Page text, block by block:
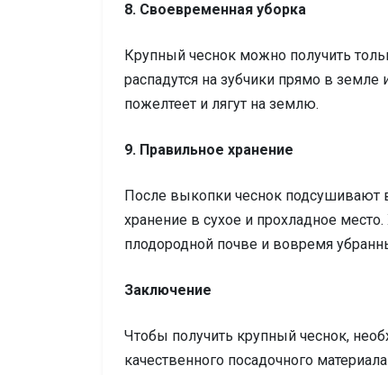
8. Своевременная уборка
Крупный чеснок можно получить
распадутся на зубчики прямо в земле
пожелтеет и лягут на землю.
9. Правильное хранение
После выкопки чеснок подсушивают
хранение в сухое и прохладное
плодородной почве и вовремя
Заключение
Чтобы получить крупный чеснок,
качественного посадочного